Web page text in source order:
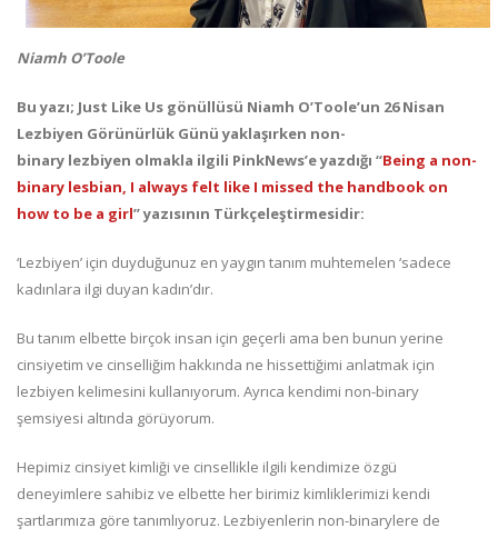
Niamh O’Toole
Bu yazı; Just Like Us gönüllüsü Niamh O’Toole’un 26 Nisan
Lezbiyen Görünürlük Günü yaklaşırken non-
binary lezbiyen olmakla ilgili PinkNews’e yazdığı “Being a non-
binary lesbian, I always felt like I missed the handbook on
how to be a girl” yazısının Türkçeleştirmesidir:
‘Lezbiyen’ için duyduğunuz en yaygın tanım muhtemelen ‘sadece
kadınlara ilgi duyan kadın’dır.
Bu tanım elbette birçok insan için geçerli ama ben bunun yerine
cinsiyetim ve cinselliğim hakkında ne hissettiğimi anlatmak için
lezbiyen kelimesini kullanıyorum. Ayrıca kendimi non-binary
şemsiyesi altında görüyorum.
Hepimiz cinsiyet kimliği ve cinsellikle ilgili kendimize özgü
deneyimlere sahibiz ve elbette her birimiz kimliklerimizi kendi
şartlarımıza göre tanımlıyoruz. Lezbiyenlerin non-binarylere de